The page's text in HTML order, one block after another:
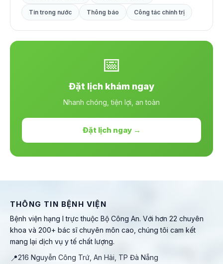
Tin trong nước Thông báo Công tác chính trị
📅
Đặt lịch khám ngay
Nhanh chóng, tiện lợi, an toàn
Đặt lịch ngay →
THÔNG TIN BỆNH VIỆN
Bệnh viện hạng I trực thuộc Bộ Công An. Với hơn 22 chuyên
khoa và 200+ bác sĩ chuyên môn cao, chúng tôi cam kết
mang lại dịch vụ y tế chất lượng.
📍216 Nguyễn Công Trứ, An Hải, TP Đà Nẵng